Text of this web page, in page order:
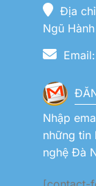
Địa
Ngũ
Nhập
những tin
nghệ Đà